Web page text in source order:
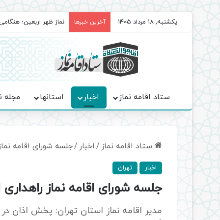
یکشنبه, 18 مرداد 1405 آخرین خبرها برگزاری باشکوه
ستاد اقامه نماز اخبار استانها مجله
ستاد اقامه نماز / اخبار /جلسه شورای اقامه
اخبار تهران
جلسه شورای اقامه نماز راهداری
مدیر اقامه نماز استان تهران: پخش اذان